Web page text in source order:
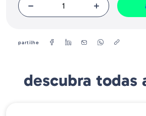
partilhe
descubra todas